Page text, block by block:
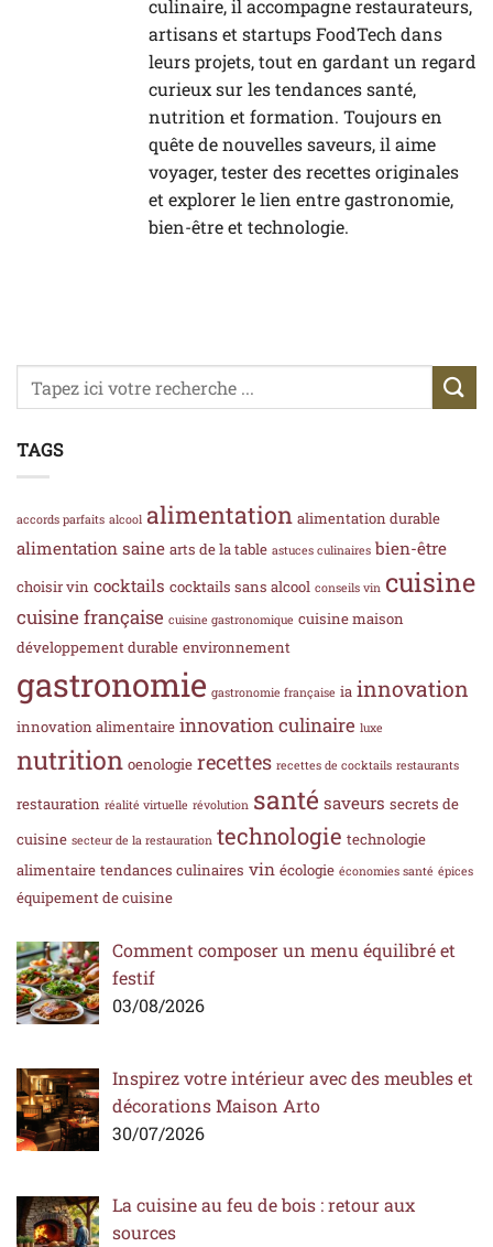
culinaire, il accompagne restaurateurs,
artisans et startups FoodTech dans
leurs projets, tout en gardant un regard
curieux sur les tendances santé,
nutrition et formation. Toujours en
quête de nouvelles saveurs, il aime
voyager, tester des recettes originales
et explorer le lien entre gastronomie,
bien-être et technologie.
TAGS
accords parfaits alcool alimentation alimentation durable
alimentation saine arts de la table astuces culinaires bien-être
choisir vin cocktails cocktails sans alcool conseils vin cuisine
cuisine française cuisine gastronomique cuisine maison
développement durable environnement
gastronomie gastronomie française ia innovation
innovation alimentaire innovation culinaire luxe
nutrition oenologie recettes recettes de cocktails restaurants
restauration réalité virtuelle révolution santé saveurs secrets de
cuisine secteur de la restauration technologie technologie
alimentaire tendances culinaires vin écologie économies santé épices
équipement de cuisine
Comment composer un menu équilibré et
festif
03/08/2026
Inspirez votre intérieur avec des meubles et
décorations Maison Arto
30/07/2026
La cuisine au feu de bois : retour aux
sources